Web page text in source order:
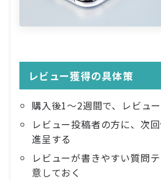
レビュー獲得の具体策
購入後1〜2週間で、レビュ
レビュー投稿者の方に、次
進呈する
レビューが書きやすい質問
意しておく